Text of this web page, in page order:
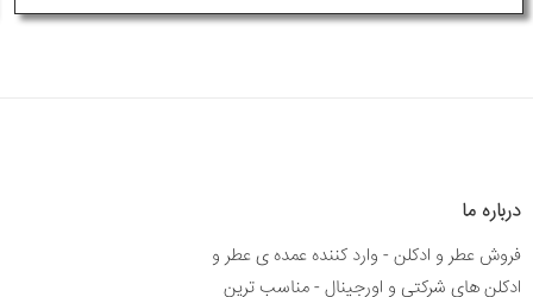
درباره ما
فروش عطر و ادکلن - وارد کننده عمده ی عطر و
ادکلن های شرکتی و اورجینال - مناسب ترین